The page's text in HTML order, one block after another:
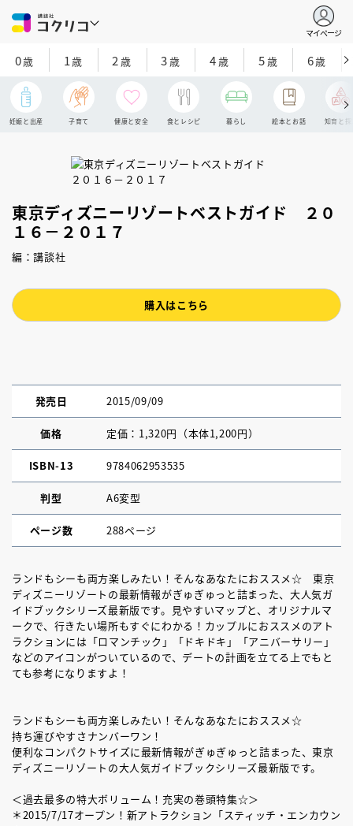
マイページ
0歳 1歳 2 歳 3歳 4歳 5歳 6歳
妊娠と出産 子育て 健康と安全 食とレシピ 暮らし 絵本とお話 知育と探
東京ディズニーリゾートベストガイド ２０
１６－２０１７
編：講談社
購入はこちら
発売日 2015/09/09
価格 定価：1,320円（本体1,200円）
ISBN-13 9784062953535
判型 A6変型
ページ数 288ページ
ランドもシーも両方楽しみたい！そんなあなたにおススメ☆ 東京
ディズニーリゾートの最新情報がぎゅぎゅっと詰まった、大人気ガ
イドブックシリーズ最新版です。見やすいマップと、オリジナルマ
ークで、行きたい場所もすぐにわかる！カップルにおススメのアト
ラクションには「ロマンチック」「ドキドキ」「アニバーサリー」
などのアイコンがついているので、デートの計画を立てる上でもと
ても参考になりますよ！
ランドもシーも両方楽しみたい！そんなあなたにおススメ☆
持ち運びやすさナンバーワン！
便利なコンパクトサイズに最新情報がぎゅぎゅっと詰まった、東京
ディズニーリゾートの大人気ガイドブックシリーズ最新版です。
＜過去最多の特大ボリューム！充実の巻頭特集☆＞
＊2015/7/17オープン！新アトラクション「スティッチ・エンカウン